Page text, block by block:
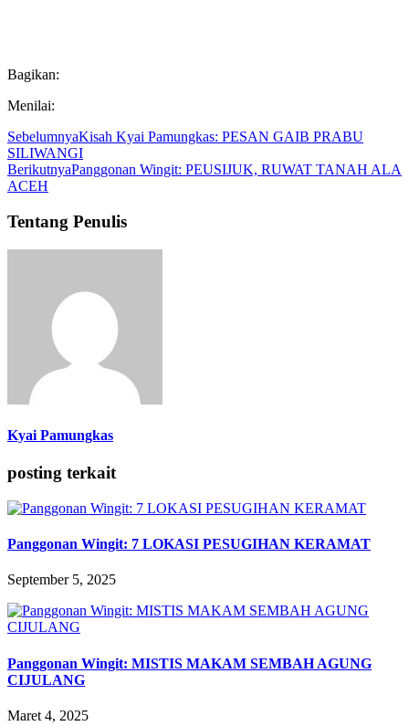
Bagikan:
Menilai:
SebelumnyaKisah Kyai Pamungkas: PESAN GAIB PRABU
SILIWANGI
BerikutnyaPanggonan Wingit: PEUSIJUK, RUWAT TANAH ALA
ACEH
Tentang Penulis
Kyai Pamungkas
posting terkait
Panggonan Wingit: 7 LOKASI PESUGIHAN KERAMAT
September 5, 2025
Panggonan Wingit: MISTIS MAKAM SEMBAH AGUNG
CIJULANG
Maret 4, 2025